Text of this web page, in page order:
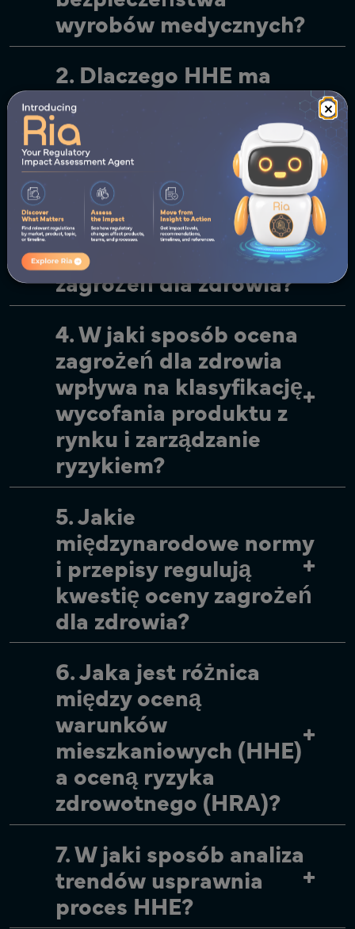
×
wyrobów medycznych?
2. Dlaczego HHE ma
znaczenie dla nadzoru
po wprowadzeniu do
obrotu (PMS)?
3. Jakie dane są
potrzebne do
przeprowadzenia oceny
zagrożeń dla zdrowia?
4. W jaki sposób ocena
zagrożeń dla zdrowia
wpływa na klasyfikację
wycofania produktu z
rynku i zarządzanie
ryzykiem?
5. Jakie
międzynarodowe normy
i przepisy regulują
kwestię oceny zagrożeń
dla zdrowia?
6. Jaka jest różnica
między oceną
warunków
mieszkaniowych (HHE)
a oceną ryzyka
zdrowotnego (HRA)?
7. W jaki sposób analiza
trendów usprawnia
proces HHE?